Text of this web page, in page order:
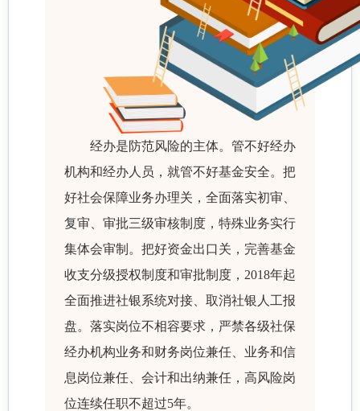
经办是防范风险的主体。管不好经办
机构和经办人员，就管不好基金安全。把
好社会保障业务办理关，全面落实初审、
复审、审批三级审核制度，特殊业务实行
集体会审制。把好资金出口关，完善基金
收支分级授权制度和审批制度，2018年起
全面推进社银系统对接、取消社银人工报
盘。落实岗位不相容要求，严禁各级社保
经办机构业务和财务岗位兼任、业务和信
息岗位兼任、会计和出纳兼任，高风险岗
位连续任职不超过5年。